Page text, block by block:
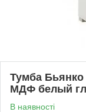
Тумба
МДФ белый
В наявності